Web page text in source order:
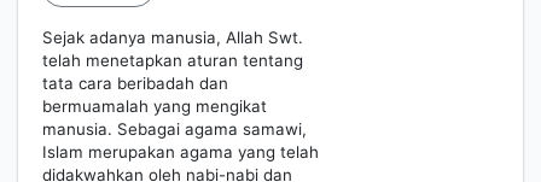
Sejak adanya manusia, Allah Swt.
telah menetapkan aturan tentang
tata cara beribadah dan
bermuamalah yang mengikat
manusia. Sebagai agama samawi,
Islam merupakan agama yang telah
didakwahkan oleh nabi-nabi dan